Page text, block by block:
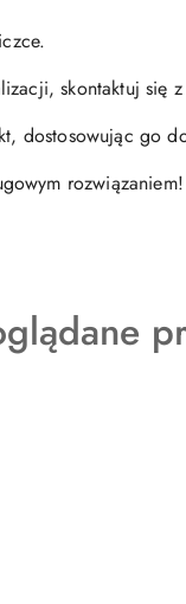
skontaktuj się
dostosowując go
rozwiązaniem!